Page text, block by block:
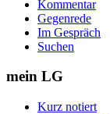
Kommentar
Gegenrede
Im Gespräch
Suchen
mein LG
Kurz notiert